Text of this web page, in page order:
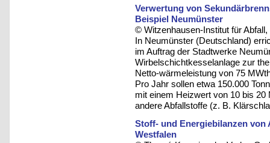
Verwertung von
Beispiel Neumünster
© Witzenhausen-Institut für
In Neumünster (Deutschland)
im Auftrag der Stadtwerke
Wirbelschichtkesselanlage zur
Netto-wärmeleistung von 75
Pro Jahr sollen etwa 150.000
mit einem Heizwert von 10 bis
andere Abfallstoffe (z. B.
Stoff- und Energiebilanzen
Westfalen